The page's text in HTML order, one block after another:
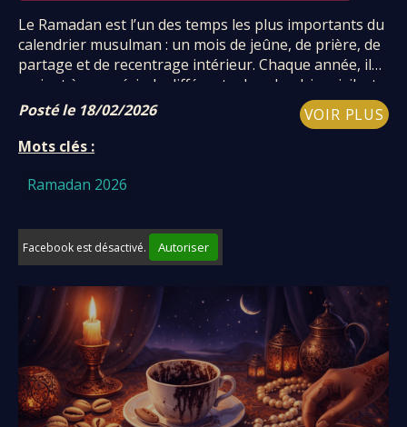
Le Ramadan est l’un des temps les plus importants du
calendrier musulman : un mois de jeûne, de prière, de
partage et de recentrage intérieur. Chaque année, il
revient à une période différente du calendrier civil, et
son début peut susciter des questions
Posté le 18/02/2026
VOIR PLUS
Mots clés :
Ramadan 2026
Facebook est désactivé. Autoriser